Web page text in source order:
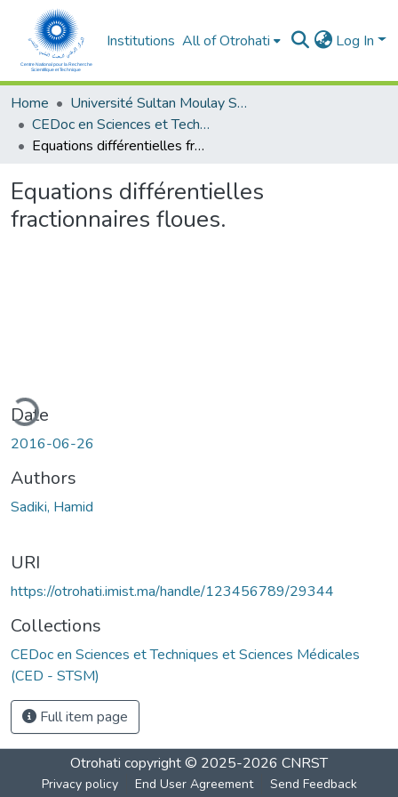
Institutions All of Otrohati Log In
Home
Université Sultan Moulay Slimane - Beni Mellal
CEDoc en Sciences et Techniques et Sciences Médicales (CED - STSM)
Equations différentielles fractionnaires floues.
Equations différentielles
fractionnaires floues.
Date
2016-06-26
Authors
Sadiki, Hamid
URI
https://otrohati.imist.ma/handle/123456789/29344
Collections
CEDoc en Sciences et Techniques et Sciences Médicales
(CED - STSM)
Full item page
Otrohati copyright © 2025-2026 CNRST
Privacy policy End User Agreement Send Feedback